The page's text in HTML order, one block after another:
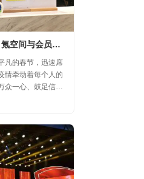
直面新型冠状病毒，氪空间与会员协力共氪疫情
凡的春节，迅速席
情牵动着每个人的
众一心、鼓足信心
秀的你们在一起，